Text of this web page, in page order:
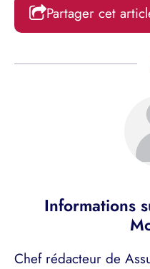
Partager cet
Informations
Chef rédacteur de